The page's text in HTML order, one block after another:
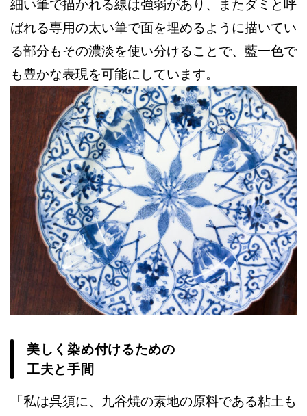
細い筆で描かれる線は強弱があり、またダミと呼
ばれる専用の太い筆で面を埋めるように描いてい
る部分もその濃淡を使い分けることで、藍一色で
も豊かな表現を可能にしています。
美しく染め付けるための
工夫と手間
「私は呉須に、九谷焼の素地の原料である粘土も